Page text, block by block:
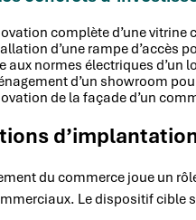
complète d’une
d’une rampe d’accès
aux normes électriques d’un
d’un showroom
de la façade d’un
du commerce joue un
Le dispositif cible